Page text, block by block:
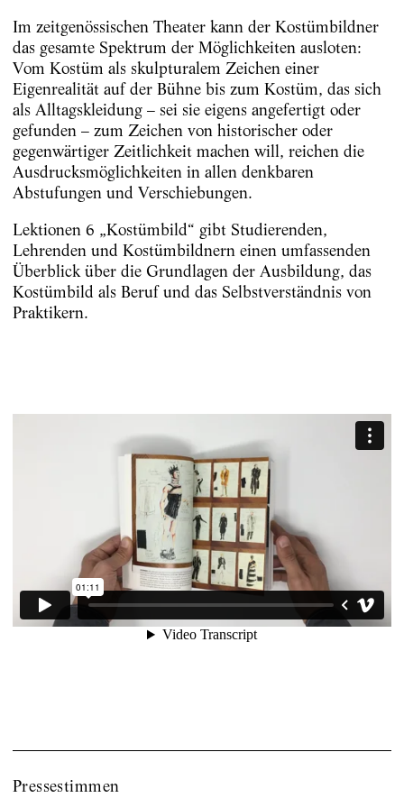
Im zeitgenössischen Theater kann der Kostümbildner
das gesamte Spektrum der Möglichkeiten ausloten:
Vom Kostüm als skulpturalem Zeichen einer
Eigenrealität auf der Bühne bis zum Kostüm, das sich
als Alltagskleidung – sei sie eigens angefertigt oder
gefunden – zum Zeichen von historischer oder
gegenwärtiger Zeitlichkeit machen will, reichen die
Ausdrucksmöglichkeiten in allen denkbaren
Abstufungen und Verschiebungen.
Lektionen 6 „Kostümbild“ gibt Studierenden,
Lehrenden und Kostümbildnern einen umfassenden
Überblick über die Grundlagen der Ausbildung, das
Kostümbild als Beruf und das Selbstverständnis von
Praktikern.
Pressestimmen